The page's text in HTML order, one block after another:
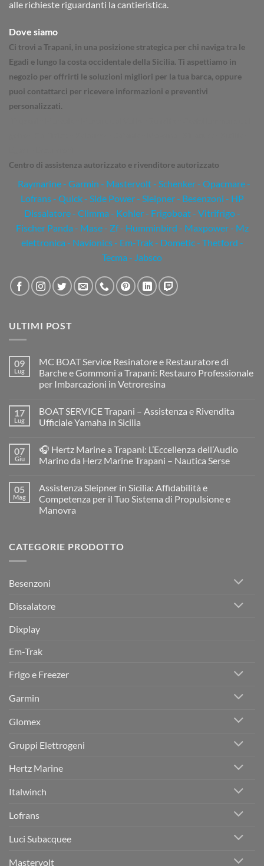
alle richieste riguardanti la cantieristica.
Dove siamo
Ci trovi a Trapani, in una posizione strategica per chi naviga tra le
Egadi e lungo la costa occidentale della Sicilia. Ti aspettiamo in
negozio per offrirti le soluzioni migliori per la tua barca, oppure
puoi contattarci per ricevere informazioni e preventivi
personalizzati.
Centro di assistenza autorizzato e rivenditore autorizzato
Raymarine- Garmin - Mastervolt - Schenker - Opacmare -
Lofrans - Quick - Side Power - Sleipner - Besenzoni - HP
Dissalatore - Climma - Kohler - Frigoboat - Vitrifrigo -
Fischer Panda - Mase - Zf - Humminbird - Maxpower - Mz
elettronica - Navionics - Em-Trak - Dometic - Thetford -
Tecma - Jabsco
ULTIMI POST
09
Lug
MC BOAT Service Resinatore e Restauratore di
Barche e Gommoni a Trapani: Restauro Professionale
per Imbarcazioni in Vetroresina
su
MC
BOAT
e
Restauratore
di
Gommoni
a
Trapani:
Restauro
Vetroresina
17
Lug
BOAT SERVICE Trapani – Assistenza e Rivendita
Ufficiale Yamaha in Sicilia
su
BOAT
SERVICE
Assistenza
e
Rivendita
Ufficiale
07
Giu
🎧 Hertz Marine a Trapani: L’Eccellenza dell’Audio
Marino da Herz Marine Trapani – Nautica Serse
su
🎧
Hertz
Marine
Marino
Trapani
–
Serse
05
Mag
Assistenza Sleipner in Sicilia: Affidabilità e
Competenza per il Tuo Sistema di Propulsione e
Manovra
Assistenza
Sleipner
e
il
di
Manovra
CATEGORIE PRODOTTO
Besenzoni
Dissalatore
Dixplay
Em-Trak
Frigo e Freezer
Garmin
Glomex
Gruppi Elettrogeni
Hertz Marine
Italwinch
Lofrans
Luci Subacquee
Mastervolt